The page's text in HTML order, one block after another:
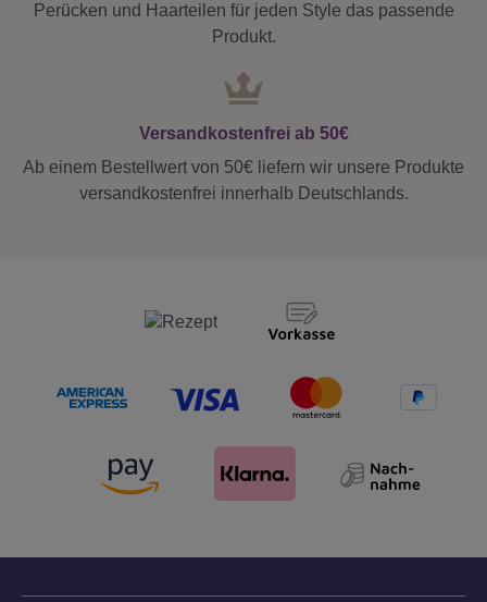
Perücken und Haarteilen für jeden Style das passende
Produkt.
Versandkostenfrei ab 50€
Ab einem Bestellwert von 50€ liefern wir unsere Produkte
versandkostenfrei innerhalb Deutschlands.